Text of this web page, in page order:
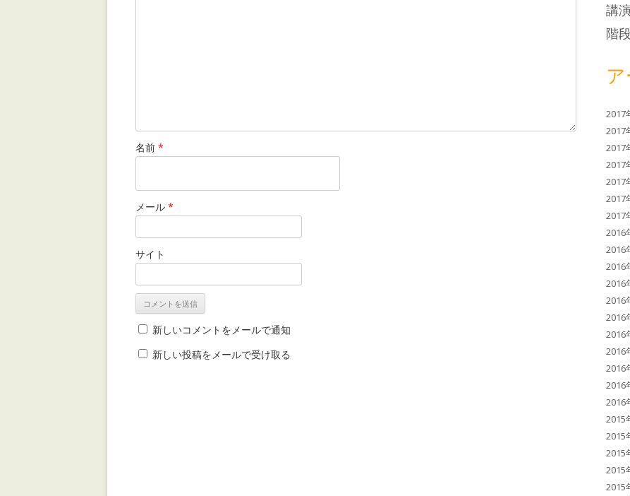
名前 *
メール *
サイト
新しいコメントをメールで通知
新しい投稿をメールで受け取る
講
階
2017
2017
2017
2017
2017
2017
2017
2016
2016
2016
2016
2016
2016
2016
2016
2016
2016
2016
2015
2015
2015
2015
2015